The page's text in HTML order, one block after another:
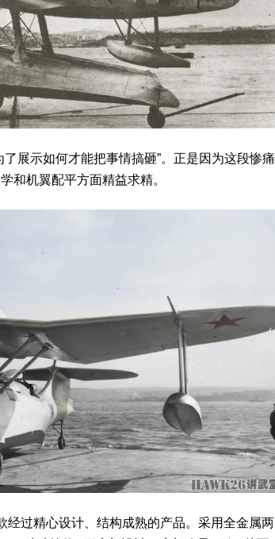
展示如何才能把事情搞砸”。正是因为这段惨痛
和机翼配平方面精益求精。
经过精心设计、结构成熟的产品。采用全金属两